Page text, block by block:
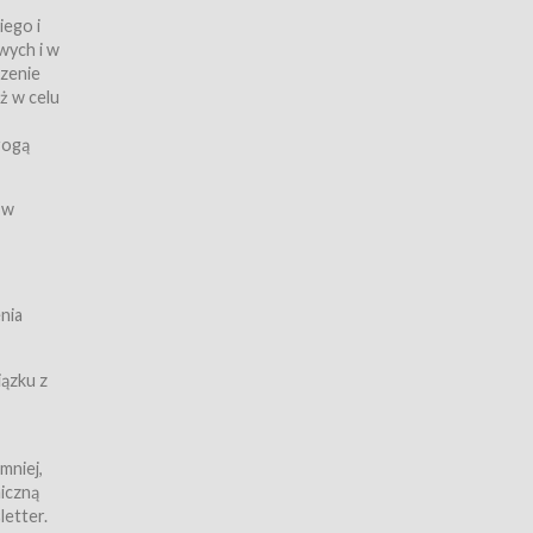
z
i
i w
w celu
z